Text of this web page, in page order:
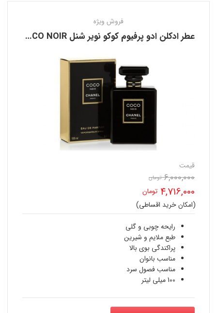
فروش ویژه
عطر ادکلن ادو پرفیوم کوکو نویر شنل CHANEL COCO NOIR
قیمت
6,000,000 تومان
اصلی
6,000,000 تومان
بود.
4,716,000 تومان
قیمت
فعلی
4,716,000 تومان
است.
(امکان خرید اقساطی)
رایحه چوبی و گلی
طبع ملایم و شیرین
پراکندگی بوی بالا
مناسب بانوان
مناسب فصول سرد
100 میلی لیتر